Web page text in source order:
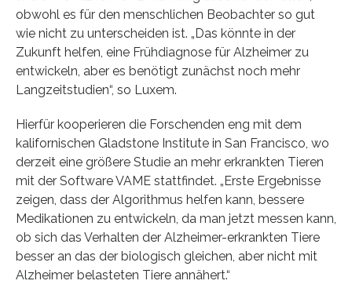
obwohl es für den menschlichen Beobachter so gut
wie nicht zu unterscheiden ist. „Das könnte in der
Zukunft helfen, eine Frühdiagnose für Alzheimer zu
entwickeln, aber es benötigt zunächst noch mehr
Langzeitstudien“, so Luxem.
Hierfür kooperieren die Forschenden eng mit dem
kalifornischen Gladstone Institute in San Francisco, wo
derzeit eine größere Studie an mehr erkrankten Tieren
mit der Software VAME stattfindet. „Erste Ergebnisse
zeigen, dass der Algorithmus helfen kann, bessere
Medikationen zu entwickeln, da man jetzt messen kann,
ob sich das Verhalten der Alzheimer-erkrankten Tiere
besser an das der biologisch gleichen, aber nicht mit
Alzheimer belasteten Tiere annähert.“